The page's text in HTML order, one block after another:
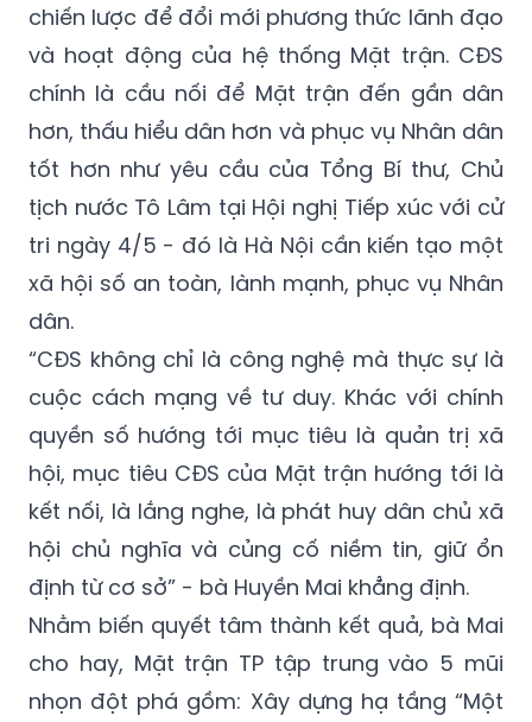
chiến lược để đổi mới phương thức lãnh đạo
và hoạt động của hệ thống Mặt trận. CĐS
chính là cầu nối để Mặt trận đến gần dân
hơn, thấu hiểu dân hơn và phục vụ Nhân dân
tốt hơn như yêu cầu của Tổng Bí thư, Chủ
tịch nước Tô Lâm tại Hội nghị Tiếp xúc với cử
tri ngày 4/5 - đó là Hà Nội cần kiến tạo một
xã hội số an toàn, lành mạnh, phục vụ Nhân
dân.
“CĐS không chỉ là công nghệ mà thực sự là
cuộc cách mạng về tư duy. Khác với chính
quyền số hướng tới mục tiêu là quản trị xã
hội, mục tiêu CĐS của Mặt trận hướng tới là
kết nối, là lắng nghe, là phát huy dân chủ xã
hội chủ nghĩa và củng cố niềm tin, giữ ổn
định từ cơ sở” - bà Huyền Mai khẳng định.
Nhằm biến quyết tâm thành kết quả, bà Mai
cho hay, Mặt trận TP tập trung vào 5 mũi
nhọn đột phá gồm: Xây dựng hạ tầng “Một